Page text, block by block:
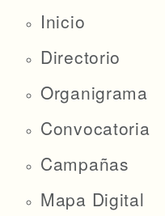
Inicio
Directorio
Organigrama
Convocatoria
Campañas
Mapa Digital